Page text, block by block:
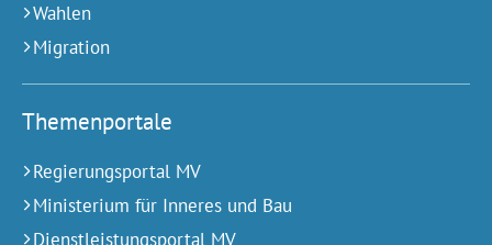
Wahlen
Migration
Themenportale
Regierungsportal MV
Ministerium für Inneres und Bau
Dienstleistungsportal MV